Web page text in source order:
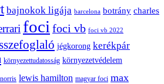
bajnokok ligája barcelona botrány charles
foci foci vb foci vb 2022
jégkorong kerékpár
környezettudatosság környezetvédelem
lewis hamilton magyar foci max